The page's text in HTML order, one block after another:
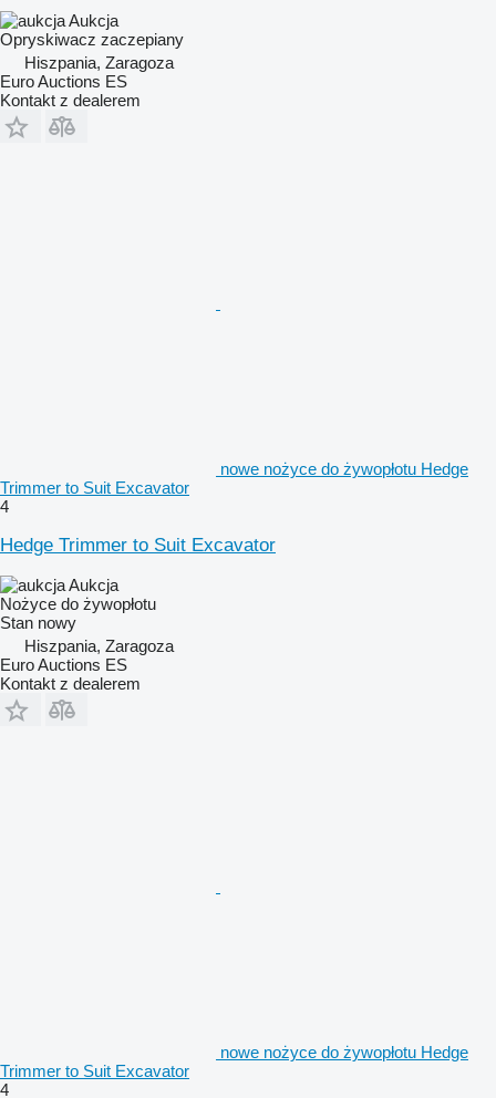
Aukcja
Opryskiwacz zaczepiany
Hiszpania, Zaragoza
Euro Auctions ES
Kontakt z dealerem
nowe nożyce do żywopłotu Hedge
Trimmer to Suit Excavator
4
Hedge Trimmer to Suit Excavator
Aukcja
Nożyce do żywopłotu
Stan nowy
Hiszpania, Zaragoza
Euro Auctions ES
Kontakt z dealerem
nowe nożyce do żywopłotu Hedge
Trimmer to Suit Excavator
4